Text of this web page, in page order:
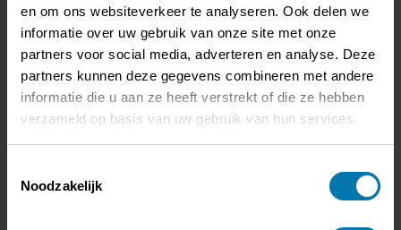
en om ons websiteverkeer te analyseren. Ook delen we
informatie over uw gebruik van onze site met onze
partners voor social media, adverteren en analyse. Deze
partners kunnen deze gegevens combineren met andere
informatie die u aan ze heeft verstrekt of die ze hebben
verzameld op basis van uw gebruik van hun services.
Noodzakelijk
dagdagelijks naar resultaten vertaalt.